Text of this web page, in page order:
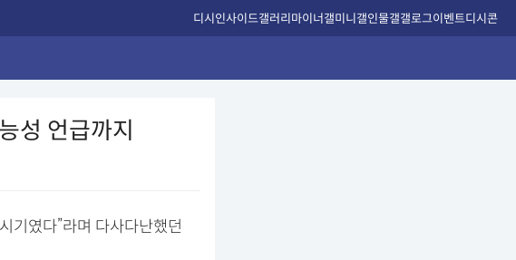
디시인사이드갤러리마이너갤미니갤인물갤갤로그이벤트디시콘
성 언급까지
기였다”라며 다사다난했던